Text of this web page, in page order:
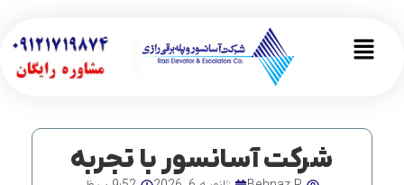
Main
شرکت آسانسور با تجربه